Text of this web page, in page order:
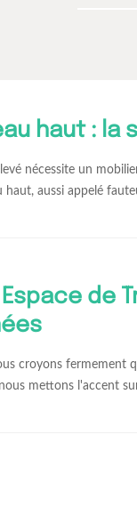
haut :
nécessite un
haut, aussi appelé
de
croyons fermement
mettons l'accent